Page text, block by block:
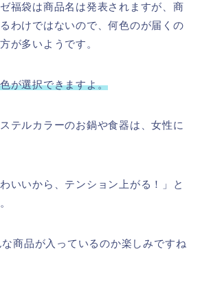
福袋は商品名は発表されますが、商
わけではないので、何色のが届くの
が多いようです。
が選択できますよ。
テルカラーのお鍋や食器は、女性に
いいから、テンション上がる！」と
商品が入っているのか楽しみですね